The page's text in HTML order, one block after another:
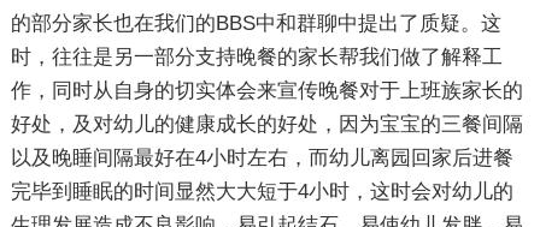
的部分家长也在我们的BBS中和群聊中提出了质疑。这
时，往往是另一部分支持晚餐的家长帮我们做了解释工
作，同时从自身的切实体会来宣传晚餐对于上班族家长的
好处，及对幼儿的健康成长的好处，因为宝宝的三餐间隔
以及晚睡间隔最好在4小时左右，而幼儿离园回家后进餐
完毕到睡眠的时间显然大大短于4小时，这时会对幼儿的